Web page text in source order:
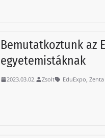
Bemutatkoztunk az
egyetemistáknak
2023.03.02. Zsolt EduExpo,Zenta